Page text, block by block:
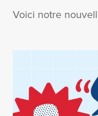
Voici notre